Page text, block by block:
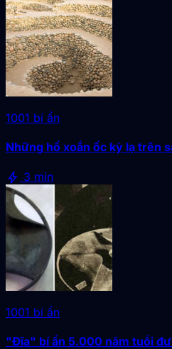
1001 bí ẩn
Những hố xoắn ốc kỳ lạ trên
bolt 3 min
1001 bí ẩn
"Đĩa" bí ẩn 5.000 năm tuổi